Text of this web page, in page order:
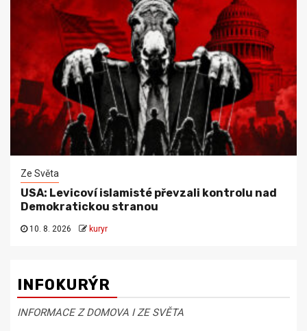
Ze Světa
USA: Levicoví islamisté převzali kontrolu nad
Demokratickou stranou
10. 8. 2026 kuryr
INFOKURÝR
INFORMACE Z DOMOVA I ZE SVĚTA